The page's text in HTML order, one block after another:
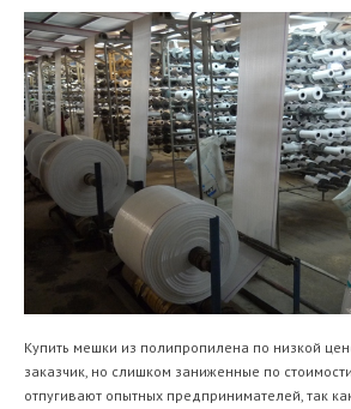
Купить мешки из полипропилена по низкой
заказчик, но слишком заниженные по
отпугивают опытных предпринимателей, так